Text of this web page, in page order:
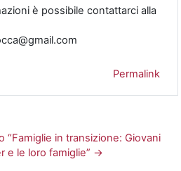
è possibile contattarci alla
Permalink
“Famiglie in transizione: Giovani
e le loro famiglie” →